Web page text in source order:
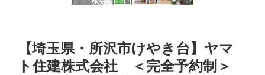
【埼玉県・所沢市けやき台】ヤマ
ト住建株式会社 ＜完全予約制＞